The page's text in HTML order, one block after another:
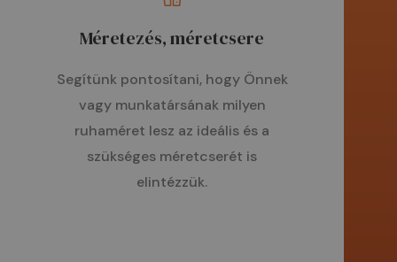
Méretezés, méretcsere
Segítünk pontosítani, hogy Önnek
vagy munkatársának milyen
ruhaméret lesz az ideális és a
szükséges méretcserét is
elintézzük.